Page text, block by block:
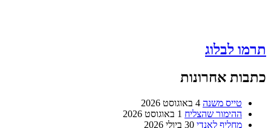
תרמו לבלוג
כתבות אחרונות
טייס משנה 4 באוגוסט 2026
ההימור שהצליח 1 באוגוסט 2026
מחליף לאנדי 30 ביולי 2026